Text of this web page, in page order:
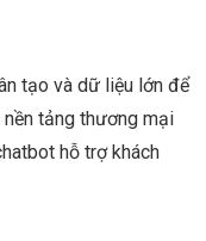
tạo và dữ liệu lớn để
nền tảng thương mại
hỗ trợ khách